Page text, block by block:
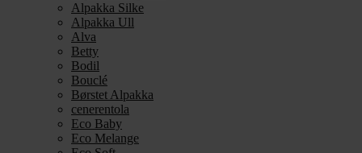
Alpakka Silke
Alpakka Ull
Alva
Betty
Bodil
Bouclé
Børstet Alpakka
cenerentola
Eco Baby
Eco Melange